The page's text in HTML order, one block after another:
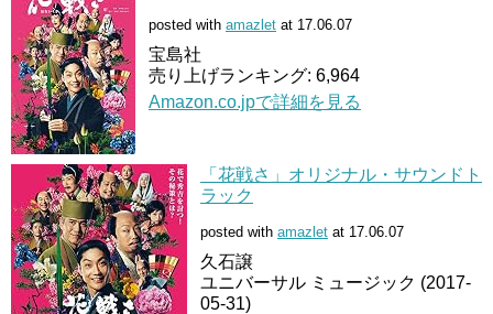
posted with amazlet at 17.06.07
宝島社
売り上げランキング: 6,964
Amazon.co.jpで詳細を見る
「花戦さ」オリジナル・サウンドト
ラック
posted with amazlet at 17.06.07
久石譲
ユニバーサル ミュージック (2017-
05-31)